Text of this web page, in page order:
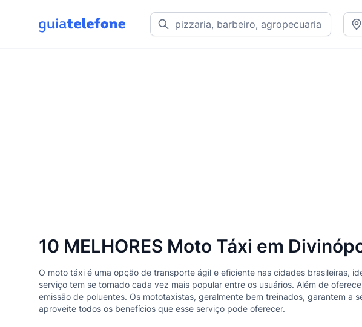
10 MELHORES Moto Táxi em
O moto táxi é uma opção de transporte ágil e eficiente nas cidades brasileiras,
serviço tem se tornado cada vez mais popular entre os usuários. Além de
emissão de poluentes. Os mototaxistas, geralmente bem treinados, garantem
aproveite todos os benefícios que esse serviço pode oferecer.